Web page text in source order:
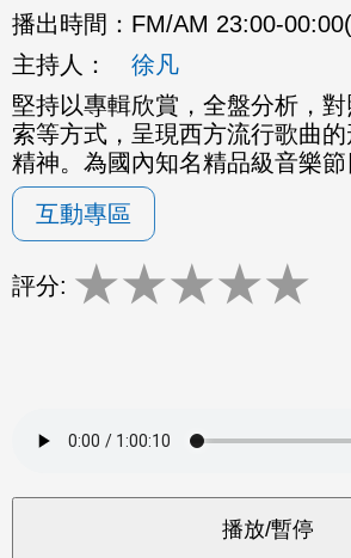
播出時間： FM/AM 23:00-
主持人：
徐凡
堅持以專輯欣賞，全盤分析，
索等方式，呈現西方流行歌曲
精神。為國內知名精品級音樂節
互動專區
評分: ★★★★★